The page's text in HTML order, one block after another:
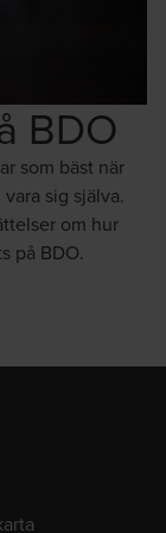
BDO
som bäst när
sig själva.
om hur
på BDO.